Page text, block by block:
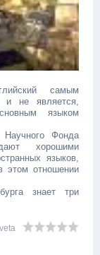
самым
и не является,
языком
Научного Фонда
хорошими
языков,
этом отношении
знает три